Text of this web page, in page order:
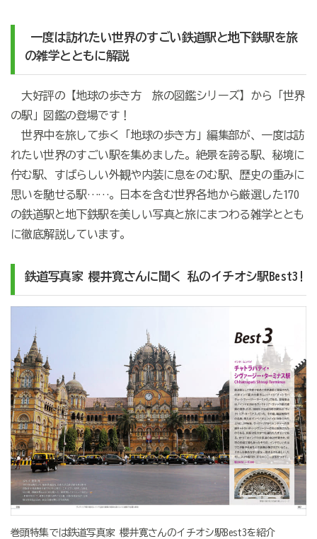
一度は訪れたい世界のすごい鉄道駅と地下鉄駅を旅
の雑学とともに解説
大好評の【地球の歩き方 旅の図鑑シリーズ】から「世界
の駅」図鑑の登場です！
世界中を旅して歩く「地球の歩き方」編集部が、一度は訪
れたい世界のすごい駅を集めました。絶景を誇る駅、秘境に
佇む駅、すばらしい外観や内装に息をのむ駅、歴史の重みに
思いを馳せる駅……。日本を含む世界各地から厳選した170
の鉄道駅と地下鉄駅を美しい写真と旅にまつわる雑学ととも
に徹底解説しています。
鉄道写真家 櫻井寛さんに聞く 私のイチオシ駅 Best3 !
巻頭特集では鉄道写真家 櫻井寛さんのイチオシ駅Best3を紹介